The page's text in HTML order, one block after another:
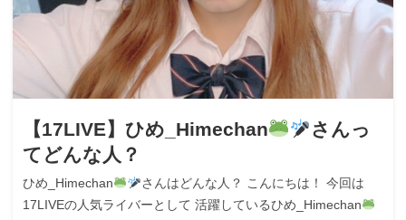
【17LIVE】ひめ_Himechan
さんっ
てどんな人？
ひめ_Himechan
さんはどんな人？ こんにちは！ 今回は
17LIVEの人気ライバーとして 活躍しているひめ_Himechan